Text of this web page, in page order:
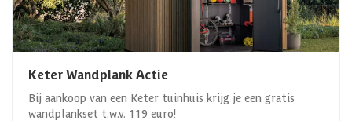
Keter Wandplank Actie
Bij aankoop van een Keter tuinhuis krijg je een gratis
wandplankset t.w.v. 119 euro!